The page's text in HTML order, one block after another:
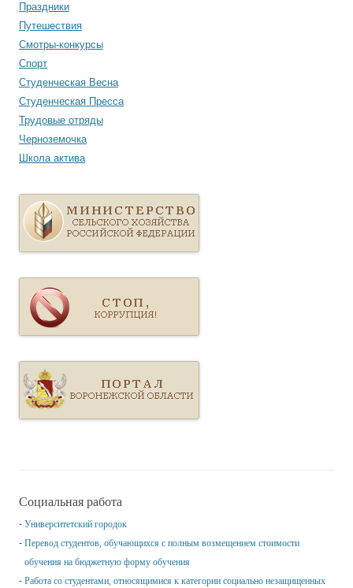
Праздники
Путешествия
Смотры-конкурсы
Спорт
Студенческая Весна
Студенческая Пресса
Трудовые отряды
Черноземочка
Школа актива
Социальная работа
Университетский городок
Перевод студентов, обучающихся с полным возмещением стоимости
обучения на бюджетную форму обучения
Работа со студентами, относящимися к категории социально незащищенных